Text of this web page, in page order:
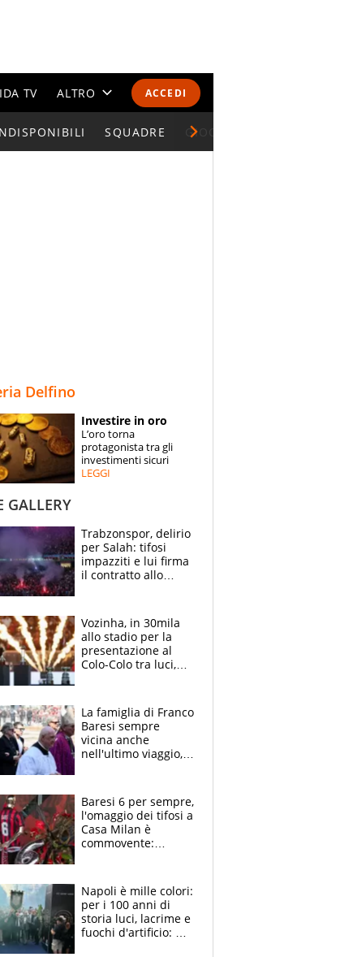
ACCEDI
TV ALTRO
CALENDARI E CLASSIFICHE
ESPERTI
CONTATTI
SQUADRE GIOCATORI SERIE A
Delfino
Investire in oro
L’oro torna
protagonista tra gli
investimenti sicuri
LEGGI
GALLERY
Trabzonspor, delirio
per Salah: tifosi
impazziti e lui firma
il contratto allo
Vozinha, in 30mila
allo stadio per la
presentazione al
Colo-Colo tra luci,
La famiglia di Franco
Baresi sempre
vicina anche
nell'ultimo viaggio,
circondati
dall'affetto dei tifosi
Baresi 6 per sempre,
l'omaggio dei tifosi a
Casa Milan è
commovente:
bigliettini
Napoli è mille colori:
per i 100 anni di
storia luci, lacrime e
fuochi d'artificio: De